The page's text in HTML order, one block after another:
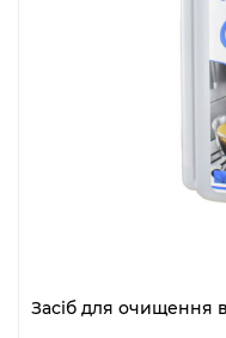
Засіб для очищення